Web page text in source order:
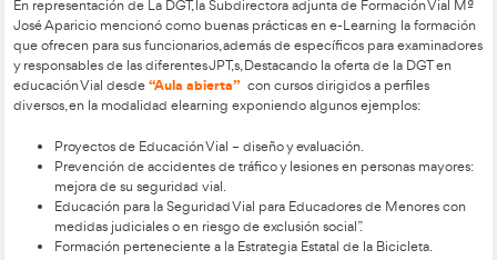
Diputados, Juan José Matarí, inauguro el evento
alegraba de que, en su primer acto en un foro público de
protagonista fuera la educación vial. Mencionó también
es el paradigma del siglo XXI y que la transformación de los
estructurales también incluye a la Educación y que el
capítulo del libro porAT Academia del transportista
inspiración para seguir avanzando con más calidad en esta
además, la importancia de dos elementos en la educación
los contenidos y la complementariedad entre modalidades
presencial y teleformación, para aumentar la sensibilización y